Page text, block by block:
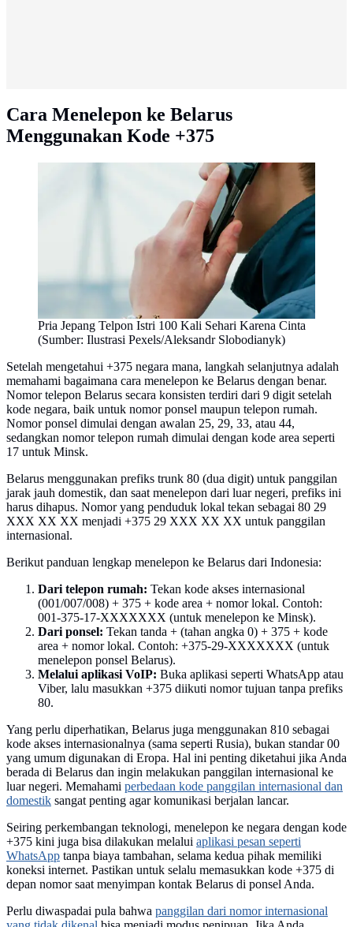
Cara Menelepon ke Belarus
Menggunakan Kode +375
Pria Jepang Telpon Istri 100 Kali Sehari Karena Cinta
(Sumber: Ilustrasi Pexels/Aleksandr Slobodianyk)
Setelah mengetahui +375 negara mana, langkah selanjutnya adalah
memahami bagaimana cara menelepon ke Belarus dengan benar.
Nomor telepon Belarus secara konsisten terdiri dari 9 digit setelah
kode negara, baik untuk nomor ponsel maupun telepon rumah.
Nomor ponsel dimulai dengan awalan 25, 29, 33, atau 44,
sedangkan nomor telepon rumah dimulai dengan kode area seperti
17 untuk Minsk.
Belarus menggunakan prefiks trunk 80 (dua digit) untuk panggilan
jarak jauh domestik, dan saat menelepon dari luar negeri, prefiks ini
harus dihapus. Nomor yang penduduk lokal tekan sebagai 80 29
XXX XX XX menjadi +375 29 XXX XX XX untuk panggilan
internasional.
Berikut panduan lengkap menelepon ke Belarus dari Indonesia:
Dari telepon rumah: Tekan kode akses internasional
(001/007/008) + 375 + kode area + nomor lokal. Contoh:
001-375-17-XXXXXXX (untuk menelepon ke Minsk).
Dari ponsel: Tekan tanda + (tahan angka 0) + 375 + kode
area + nomor lokal. Contoh: +375-29-XXXXXXX (untuk
menelepon ponsel Belarus).
Melalui aplikasi VoIP: Buka aplikasi seperti WhatsApp atau
Viber, lalu masukkan +375 diikuti nomor tujuan tanpa prefiks
80.
Yang perlu diperhatikan, Belarus juga menggunakan 810 sebagai
kode akses internasionalnya (sama seperti Rusia), bukan standar 00
yang umum digunakan di Eropa. Hal ini penting diketahui jika Anda
berada di Belarus dan ingin melakukan panggilan internasional ke
luar negeri. Memahami perbedaan kode panggilan internasional dan
domestik sangat penting agar komunikasi berjalan lancar.
Seiring perkembangan teknologi, menelepon ke negara dengan kode
+375 kini juga bisa dilakukan melalui aplikasi pesan seperti
WhatsApp tanpa biaya tambahan, selama kedua pihak memiliki
koneksi internet. Pastikan untuk selalu memasukkan kode +375 di
depan nomor saat menyimpan kontak Belarus di ponsel Anda.
Perlu diwaspadai pula bahwa panggilan dari nomor internasional